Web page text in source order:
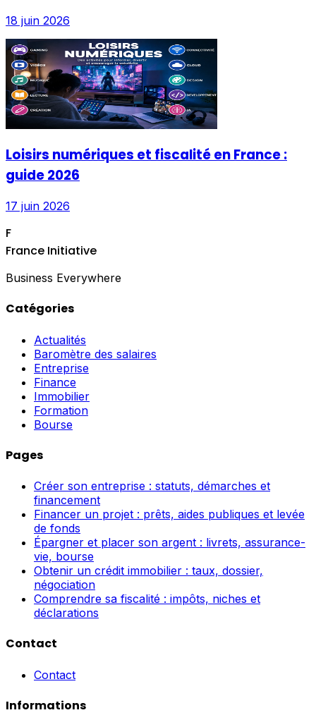
18 juin 2026
Loisirs numériques et fiscalité en France :
guide 2026
17 juin 2026
F
France Initiative
Business Everywhere
Catégories
Actualités
Baromètre des salaires
Entreprise
Finance
Immobilier
Formation
Bourse
Pages
Créer son entreprise : statuts, démarches et
financement
Financer un projet : prêts, aides publiques et levée
de fonds
Épargner et placer son argent : livrets, assurance-
vie, bourse
Obtenir un crédit immobilier : taux, dossier,
négociation
Comprendre sa fiscalité : impôts, niches et
déclarations
Contact
Contact
Informations